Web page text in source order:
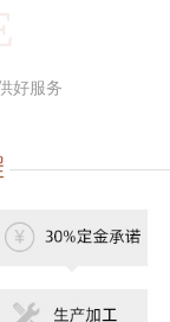
好服务